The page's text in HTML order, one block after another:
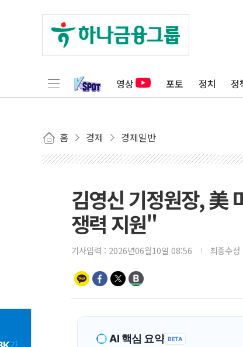
영상 포토 정치 정
홈 경제 경제일반
김영신 기정원장, 美
쟁력 지원"
기사입력 : 2026년06월10일 08:56 최종수정
AI 핵심 요약 BETA